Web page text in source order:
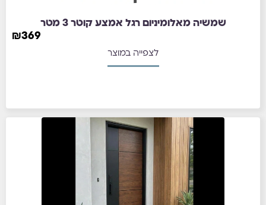
שמשיה מאלומיניום רגל אמצע קוטר 3 מטר
₪369
לצפייה במוצר